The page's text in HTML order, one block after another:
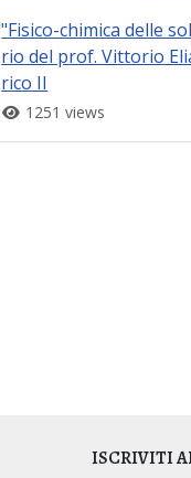
"Fisico-chimica delle
rio del prof. Vittorio
rico II
1251 views
ISCRIVITI